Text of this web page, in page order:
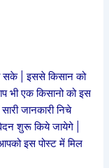
सके | इससे किसान को
भी एक किसानो को इस
जानकारी निचे
शुरू किये जायेगे |
इस पोस्ट में मिल